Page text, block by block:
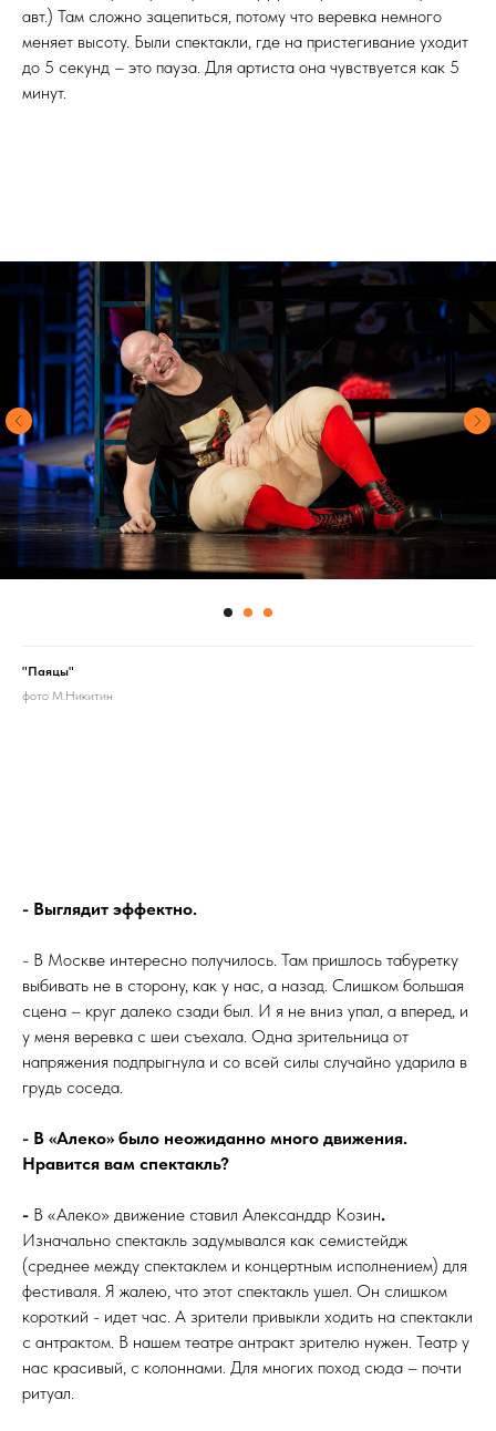
авт.) Там сложно зацепиться, потому что веревка немного
меняет высоту. Были спектакли, где на пристегивание уходит
до 5 секунд – это пауза. Для артиста она чувствуется как 5
минут.
"Паяцы"
фото М.Никитин
- Выглядит эффектно.
- В Москве интересно получилось. Там пришлось табуретку
выбивать не в сторону, как у нас, а назад. Слишком большая
сцена – круг далеко сзади был. И я не вниз упал, а вперед, и
у меня веревка с шеи съехала. Одна зрительница от
напряжения подпрыгнула и со всей силы случайно ударила в
грудь соседа.
- В «Алеко» было неожиданно много движения.
Нравится вам спектакль?
- В «Алеко» движение ставил Александдр Козин.
Изначально спектакль задумывался как семистейдж
(среднее между спектаклем и концертным исполнением) для
фестиваля. Я жалею, что этот спектакль ушел. Он слишком
короткий - идет час. А зрители привыкли ходить на спектакли
с антрактом. В нашем театре антракт зрителю нужен. Театр у
нас красивый, с колоннами. Для многих поход сюда – почти
ритуал.